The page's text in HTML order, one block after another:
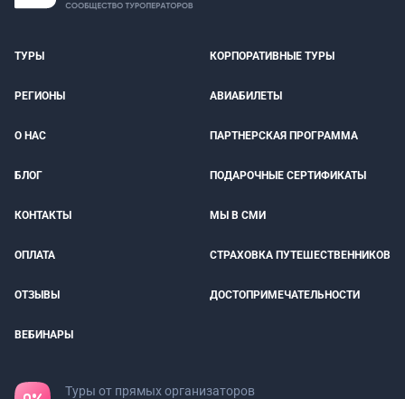
ТУРЫ КОРПОРАТИВНЫЕ ТУРЫ
РЕГИОНЫ АВИАБИЛЕТЫ
О НАС ПАРТНЕРСКАЯ ПРОГРАММА
БЛОГ ПОДАРОЧНЫЕ СЕРТИФИКАТЫ
КОНТАКТЫ МЫ В СМИ
ОПЛАТА СТРАХОВКА ПУТЕШЕСТВЕННИКОВ
ОТЗЫВЫ ДОСТОПРИМЕЧАТЕЛЬНОСТИ
ВЕБИНАРЫ
Туры от прямых организаторов